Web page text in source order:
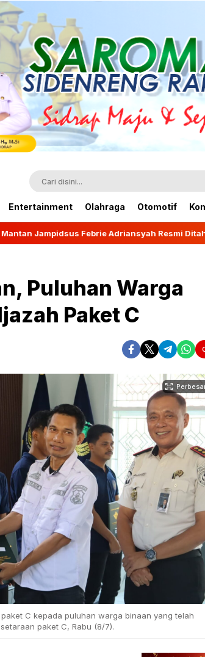
Entertainment Olahraga Otomotif
Resmi Ditahan di Rutan KPK
Puluhan Warga
Paket C
C kepada puluhan warga binaan yang telah
paket C, Rabu (8/7).